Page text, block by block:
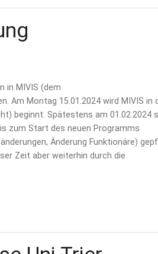
in MIVIS (dem
Am Montag 15.01.2024 wird MIVIS in
beginnt. Spätestens am 01.02.2024
zum Start des neuen Programms
Änderung Funktionäre)
Zeit aber weiterhin durch die